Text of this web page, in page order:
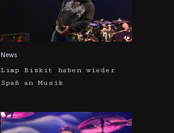
News
Limp Bizkit haben wieder
Spaß an Musik